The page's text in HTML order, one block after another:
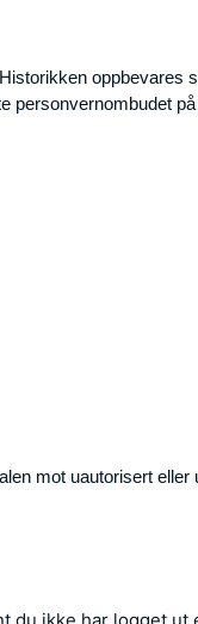
oppbevares
personvernombudet
mot uautorisert eller